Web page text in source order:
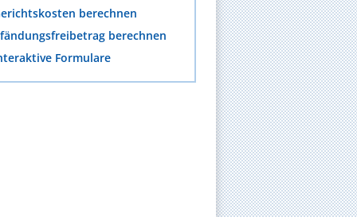
berechnen
berechnen
Formulare